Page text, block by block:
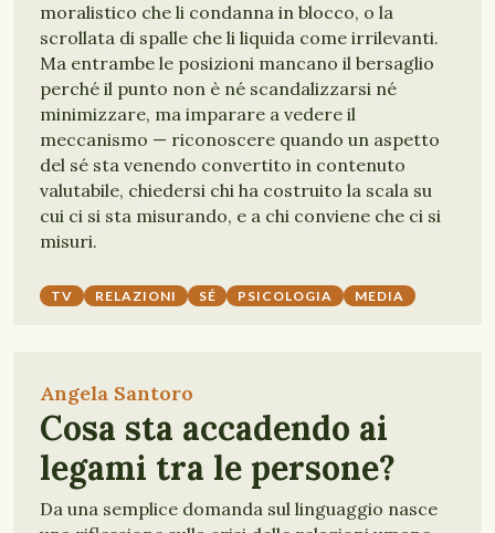
moralistico che li condanna in blocco, o la
scrollata di spalle che li liquida come irrilevanti.
Ma entrambe le posizioni mancano il bersaglio
perché il punto non è né scandalizzarsi né
minimizzare, ma imparare a vedere il
meccanismo — riconoscere quando un aspetto
del sé sta venendo convertito in contenuto
valutabile, chiedersi chi ha costruito la scala su
cui ci si sta misurando, e a chi conviene che ci si
misuri.
TV RELAZIONI SÉ PSICOLOGIA MEDIA
Angela Santoro
Cosa sta accadendo ai
legami tra le persone?
Da una semplice domanda sul linguaggio nasce